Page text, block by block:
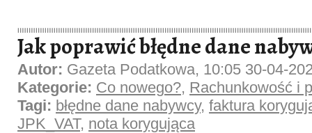
Jak poprawić błędne dane
Autor: Gazeta Podatkowa, 10:05 30-04-
Kategorie: Co nowego?, Rachunkowość i
Tagi: błędne dane nabywcy, faktura
JPK_VAT, nota korygująca